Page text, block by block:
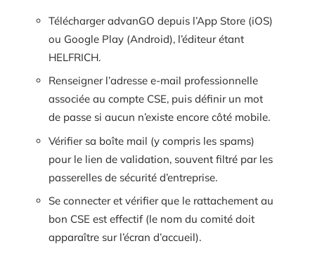
Télécharger advanGO depuis l’App Store (iOS)
ou Google Play (Android), l’éditeur étant
HELFRICH.
Renseigner l’adresse e-mail professionnelle
associée au compte CSE, puis définir un mot
de passe si aucun n’existe encore côté mobile.
Vérifier sa boîte mail (y compris les spams)
pour le lien de validation, souvent filtré par les
passerelles de sécurité d’entreprise.
Se connecter et vérifier que le rattachement au
bon CSE est effectif (le nom du comité doit
apparaître sur l’écran d’accueil).